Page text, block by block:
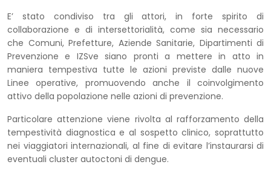
E’ stato condiviso tra gli attori, in forte spirito di
collaborazione e di intersettorialità, come sia necessario
che Comuni, Prefetture, Aziende Sanitarie, Dipartimenti di
Prevenzione e IZSve siano pronti a mettere in atto in
maniera tempestiva tutte le azioni previste dalle nuove
Linee operative, promuovendo anche il coinvolgimento
attivo della popolazione nelle azioni di prevenzione.
Particolare attenzione viene rivolta al rafforzamento della
tempestività diagnostica e al sospetto clinico, soprattutto
nei viaggiatori internazionali, al fine di evitare l’instaurarsi di
eventuali cluster autoctoni di dengue.